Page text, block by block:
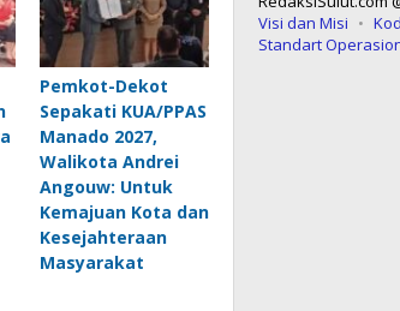
Pemkot-Dekot
Sepakati KUA/PPAS
Manado 2027,
Walikota Andrei
Angouw: Untuk
Kemajuan Kota dan
Kesejahteraan
Masyarakat
Visi dan Misi
Standart